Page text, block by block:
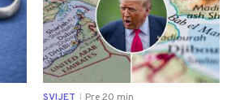
SVIJET Pre 20 min